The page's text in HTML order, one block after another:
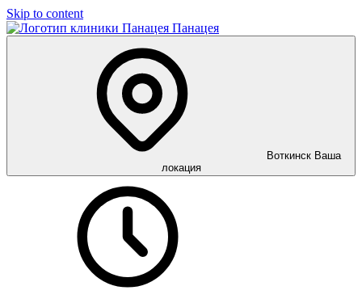
Skip to content
Панацея
Воткинск Ваша
локация